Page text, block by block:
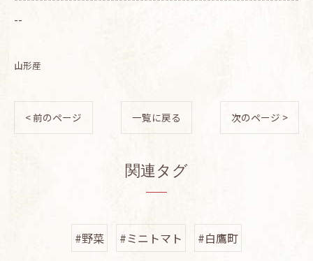
--
山形産
< 前のページ 一覧に戻る 次のページ >
関連タグ
#野菜 #ミニトマト #白鷹町